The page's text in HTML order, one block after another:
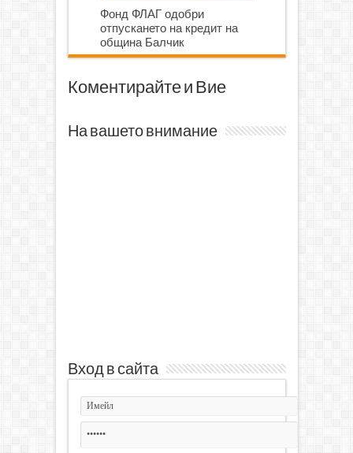
Фонд ФЛАГ одобри
отпускането на кредит на
община Балчик
Коментирайте и Вие
На вашето внимание
Вход в сайта